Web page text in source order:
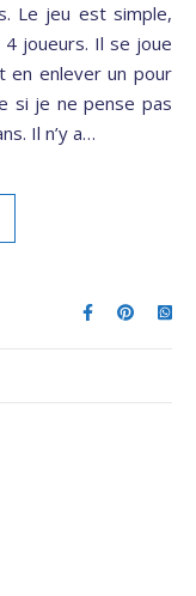
Le jeu est simple,
joueurs. Il se joue
en enlever un pour
si je ne pense pas
Il n’y a…